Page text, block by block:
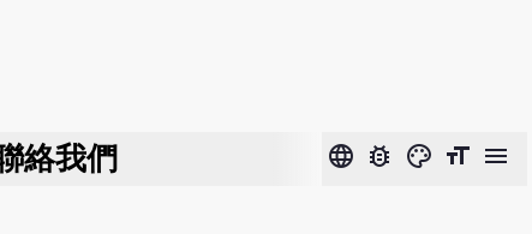
絡我們 language bug_report color_lens format_size menu